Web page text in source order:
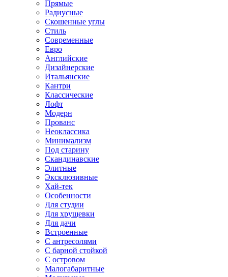
Прямые
Радиусные
Скошенные углы
Стиль
Современные
Евро
Английские
Дизайнерские
Итальянские
Кантри
Классические
Лофт
Модерн
Прованс
Неоклассика
Минимализм
Под старину
Скандинавские
Элитные
Эксклюзивные
Хай-тек
Особенности
Для студии
Для хрущевки
Для дачи
Встроенные
С антресолями
С барной стойкой
С островом
Малогабаритные